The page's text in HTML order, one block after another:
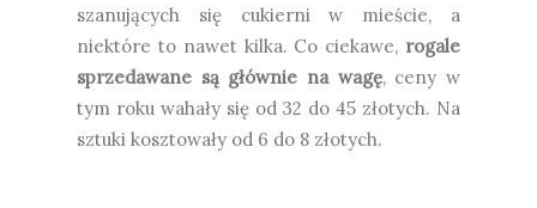
szanujących się cukierni w mieście, a
niektóre to nawet kilka. Co ciekawe, rogale
sprzedawane są głównie na wagę, ceny w
tym roku wahały się od 32 do 45 złotych. Na
sztuki kosztowały od 6 do 8 złotych.